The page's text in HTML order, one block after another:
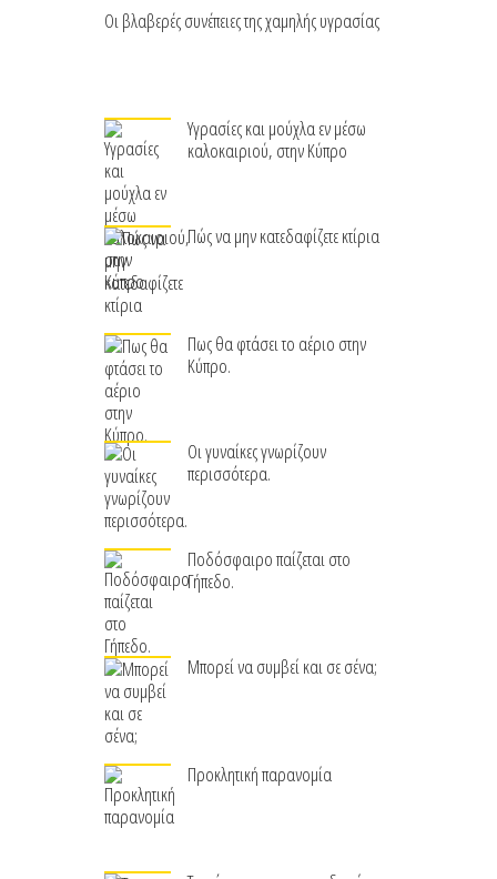
Οι βλαβερές συνέπειες της χαμηλής υγρασίας
Υγρασίες και μούχλα εν μέσω
καλοκαιριού, στην Κύπρο
Πώς να μην κατεδαφίζετε κτίρια
Πως θα φτάσει το αέριο στην
Κύπρο.
Οι γυναίκες γνωρίζουν
περισσότερα.
Ποδόσφαιρο παίζεται στο
Γήπεδο.
Μπορεί να συμβεί και σε σένα;
Προκλητική παρανομία